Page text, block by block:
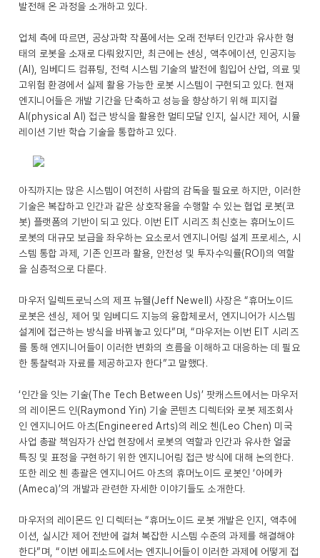
발전해 온 과정을 소개하고 있다.
업체 측에 따르면, 공상과학 작품에서는 오래 전부터 인간과 유사한 형
태의 로봇을 소재로 다뤄왔지만, 최근에는 센싱, 액추에이션, 인공지능
(AI), 임베디드 컴퓨팅, 전력 시스템 기술의 발전에 힘입어 산업, 의료 및
고위험 환경에서 실제 활용 가능한 로봇 시스템이 구현되고 있다. 현재
엔지니어들은 개발 기간을 단축하고 성능을 향상하기 위해 피지컬
AI(physical AI) 접근 방식을 활용한 멀티모달 인지, 실시간 제어, 시뮬
레이션 기반 학습 기술을 통합하고 있다.
아직까지는 많은 시스템이 여전히 사람의 감독을 필요로 하지만, 이러한
기술은 복잡하고 인간과 같은 상호작용을 수행할 수 있는 협업 로봇(코
봇) 플랫폼의 기반이 되고 있다. 이번 EIT 시리즈 최신호는 휴머노이드
로봇의 대규모 보급을 좌우하는 요소로서 엔지니어링 설계 프로세스, 시
스템 통합 과제, 기존 인프라 활용, 안전성 및 투자수익률(ROI)의 역할
을 심층적으로 다룬다.
마우저 일렉트로닉스의 제프 뉴웰(Jeff Newell) 사장은 “휴머노이드
로봇은 센싱, 제어 및 임베디드 지능의 융합체로서, 엔지니어가 시스템
설계에 접근하는 방식을 바꿔놓고 있다”며, “마우저는 이번 EIT 시리즈
를 통해 엔지니어들이 이러한 변화의 흐름을 이해하고 대응하는 데 필요
한 통찰력과 자료를 제공하고자 한다”고 말했다.
‘인간을 잇는 기술(The Tech Between Us)’ 팟캐스트에서는 마우저
의 레이몬드 인(Raymond Yin) 기술 콘텐츠 디렉터와 로봇 제조회사
인 엔지니어드 아츠(Engineered Arts)의 레오 첸(Leo Chen) 미국
사업 총괄 책임자가 산업 현장에서 로봇의 역할과 인간과 유사한 얼굴
특징 및 표정을 구현하기 위한 엔지니어링 접근 방식에 대해 논의한다.
또한 레오 첸 총괄은 엔지니어드 아츠의 휴머노이드 로봇인 ‘아메카
(Ameca)’의 개발과 관련한 자세한 이야기들도 소개한다.
마우저의 레이몬드 인 디렉터는 “휴머노이드 로봇 개발은 인지, 액추에
이션, 실시간 제어 전반에 걸쳐 복잡한 시스템 수준의 과제를 해결해야
한다”며, “이번 에피소드에서는 엔지니어들이 이러한 과제에 어떻게 접